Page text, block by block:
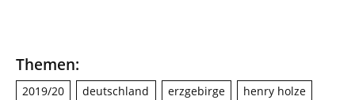
Themen:
2019/20 deutschland erzgebirge
henry holze